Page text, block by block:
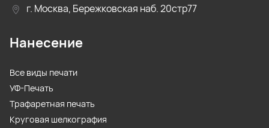
г. Москва, Бережковская наб. 20стр77
Нанесение
Все виды печати
УФ-Печать
Трафаретная печать
Круговая шелкография